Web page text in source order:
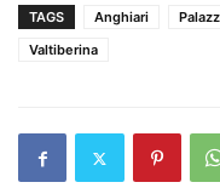
TAGS Anghiari
Valtiberina